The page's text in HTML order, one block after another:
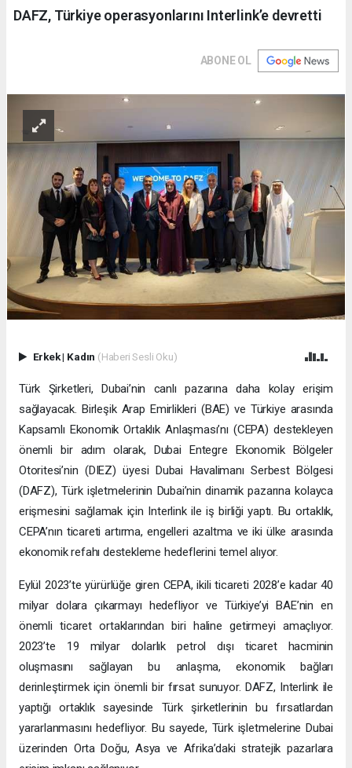
DAFZ, Türkiye operasyonlarını Interlink’e devretti
ABONE OL
Erkek| Kadın (Haberi Sesli Oku)
Türk Şirketleri, Dubai’nin canlı pazarına daha kolay erişim
sağlayacak. Birleşik Arap Emirlikleri (BAE) ve Türkiye arasında
Kapsamlı Ekonomik Ortaklık Anlaşması’nı (CEPA) destekleyen
önemli bir adım olarak, Dubai Entegre Ekonomik Bölgeler
Otoritesi’nin (DIEZ) üyesi Dubai Havalimanı Serbest Bölgesi
(DAFZ), Türk işletmelerinin Dubai’nin dinamik pazarına kolayca
erişmesini sağlamak için Interlink ile iş birliği yaptı. Bu ortaklık,
CEPA’nın ticareti artırma, engelleri azaltma ve iki ülke arasında
ekonomik refahı destekleme hedeflerini temel alıyor.
Eylül 2023’te yürürlüğe giren CEPA, ikili ticareti 2028’e kadar 40
milyar dolara çıkarmayı hedefliyor ve Türkiye’yi BAE’nin en
önemli ticaret ortaklarından biri haline getirmeyi amaçlıyor.
2023’te 19 milyar dolarlık petrol dışı ticaret hacminin
oluşmasını sağlayan bu anlaşma, ekonomik bağları
derinleştirmek için önemli bir fırsat sunuyor. DAFZ, Interlink ile
yaptığı ortaklık sayesinde Türk şirketlerinin bu fırsatlardan
yararlanmasını hedefliyor. Bu sayede, Türk işletmelerine Dubai
üzerinden Orta Doğu, Asya ve Afrika’daki stratejik pazarlara